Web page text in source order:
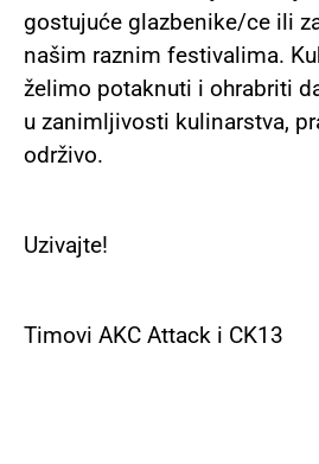
gostujuće glazbenike/ce ili
našim raznim festivalima.
želimo potaknuti i ohrabriti
u zanimljivosti kulinarstva,
održivo.
Uzivajte!
Timovi AKC Attack i CK13